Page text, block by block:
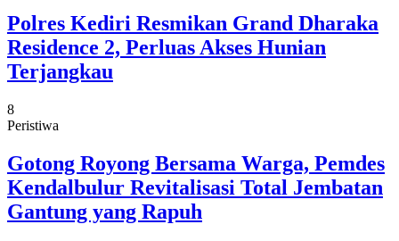
Polres Kediri Resmikan Grand Dharaka
Residence 2, Perluas Akses Hunian
Terjangkau
8
Peristiwa
Gotong Royong Bersama Warga, Pemdes
Kendalbulur Revitalisasi Total Jembatan
Gantung yang Rapuh